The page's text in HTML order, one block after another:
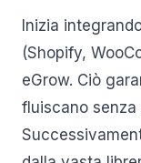
Inizia
(Shopify,
eGrow. Ciò
fluiscano